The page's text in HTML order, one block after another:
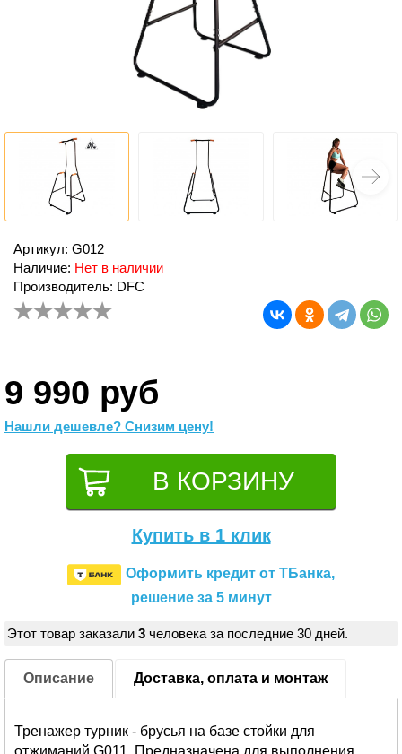
Артикул: G012
Наличие: Нет в наличии
Производитель: DFC
9 990 руб
Нашли дешевле? Снизим цену!
Купить в 1 клик
Оформить кредит от ТБанка,
решение за 5 минут
Этот товар заказали 3 человека за последние 30 дней.
Описание Доставка, оплата и монтаж
Тренажер турник - брусья на базе стойки для
отжиманий G011. Предназначена для выполнения